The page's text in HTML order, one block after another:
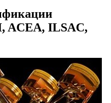
ACEA, ILSAC,